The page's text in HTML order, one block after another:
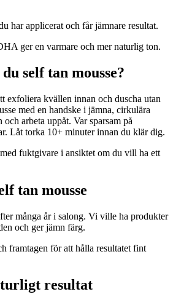
har applicerat och får jämnare resultat.
ger en varmare och mer naturlig ton.
self tan mousse?
exfoliera kvällen innan och duscha utan
med en handske i jämna, cirkulära
arbeta uppåt. Var sparsam på
Låt torka 10+ minuter innan du klär dig.
fuktgivare i ansiktet om du vill ha ett
tan mousse
många år i salong. Vi ville ha produkter
och ger jämn färg.
framtagen för att hålla resultatet fint
resultat